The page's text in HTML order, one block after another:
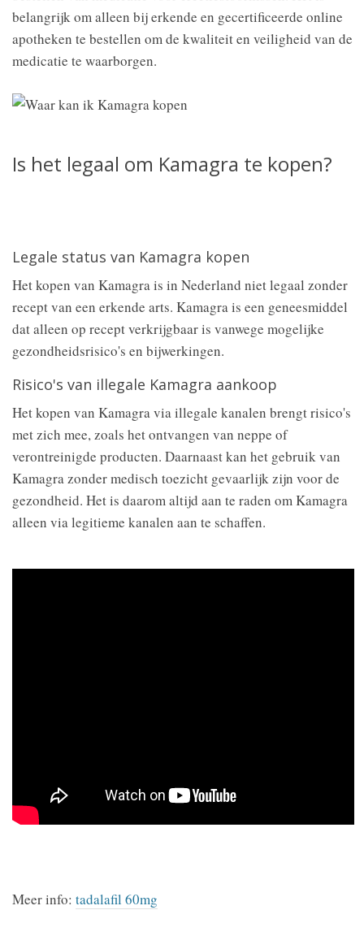
belangrijk om alleen bij erkende en gecertificeerde online
apotheken te bestellen om de kwaliteit en veiligheid van de
medicatie te waarborgen.
Is het legaal om Kamagra te kopen?
Legale status van Kamagra kopen
Het kopen van Kamagra is in Nederland niet legaal zonder
recept van een erkende arts. Kamagra is een geneesmiddel
dat alleen op recept verkrijgbaar is vanwege mogelijke
gezondheidsrisico's en bijwerkingen.
Risico's van illegale Kamagra aankoop
Het kopen van Kamagra via illegale kanalen brengt risico's
met zich mee, zoals het ontvangen van neppe of
verontreinigde producten. Daarnaast kan het gebruik van
Kamagra zonder medisch toezicht gevaarlijk zijn voor de
gezondheid. Het is daarom altijd aan te raden om Kamagra
alleen via legitieme kanalen aan te schaffen.
Meer info: tadalafil 60mg